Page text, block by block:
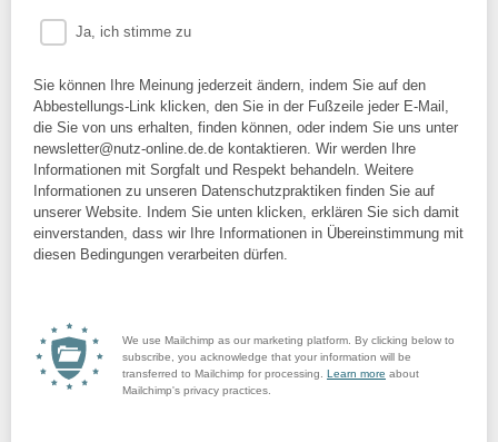
Ja, ich stimme zu
Sie können Ihre Meinung jederzeit ändern, indem Sie auf den
Abbestellungs-Link klicken, den Sie in der Fußzeile jeder E-Mail,
die Sie von uns erhalten, finden können, oder indem Sie uns unter
newsletter@nutz-online.de.de kontaktieren. Wir werden Ihre
Informationen mit Sorgfalt und Respekt behandeln. Weitere
Informationen zu unseren Datenschutzpraktiken finden Sie auf
unserer Website. Indem Sie unten klicken, erklären Sie sich damit
einverstanden, dass wir Ihre Informationen in Übereinstimmung mit
diesen Bedingungen verarbeiten dürfen.
We use Mailchimp as our marketing platform. By clicking below to
subscribe, you acknowledge that your information will be
transferred to Mailchimp for processing. Learn more about
Mailchimp's privacy practices.